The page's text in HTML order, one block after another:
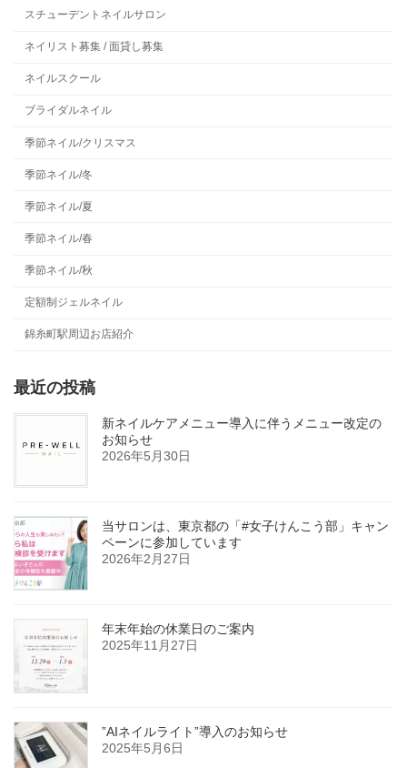
スチューデントネイルサロン
ネイリスト募集 / 面貸し募集
ネイルスクール
ブライダルネイル
季節ネイル/クリスマス
季節ネイル/冬
季節ネイル/夏
季節ネイル/春
季節ネイル/秋
定額制ジェルネイル
錦糸町駅周辺お店紹介
最近の投稿
新ネイルケアメニュー導入に伴うメニュー改定の
お知らせ
2026年5月30日
当サロンは、東京都の「#女子けんこう部」キャン
ペーンに参加しています
2026年2月27日
年末年始の休業日のご案内
2025年11月27日
”AIネイルライト”導入のお知らせ
2025年5月6日